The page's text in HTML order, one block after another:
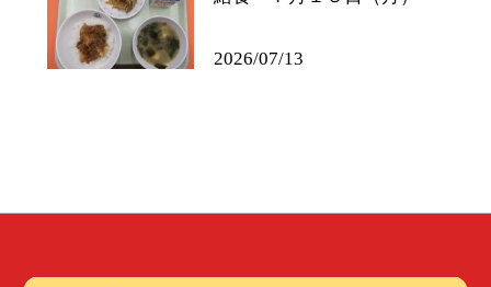
2026/07/13